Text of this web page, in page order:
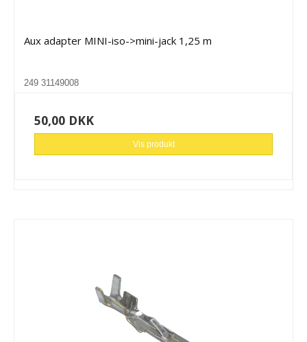
Aux adapter MINI-iso->mini-jack 1,25 m
249 31149008
50,00 DKK
Vis produkt